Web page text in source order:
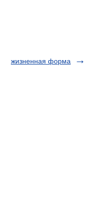
жизненная форма